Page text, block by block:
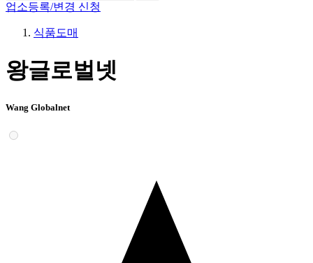
업소등록/변경 신청
식품도매
왕글로벌넷
Wang Globalnet